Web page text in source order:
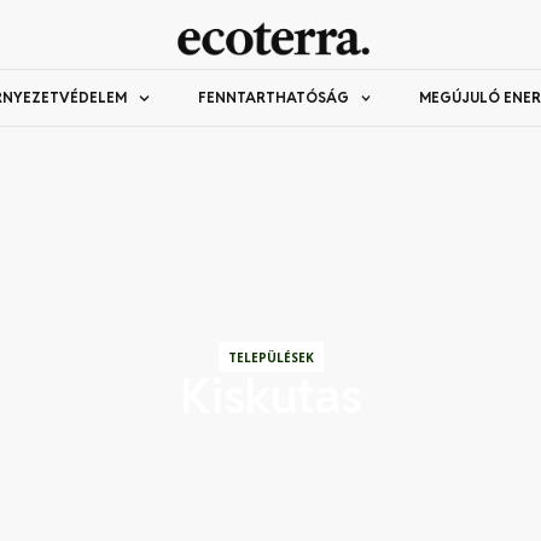
FENNTARTHATÓSÁG MEGÚJULÓ
TELEPÜLÉSEK